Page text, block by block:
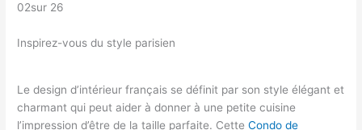
02sur 26
Inspirez-vous du style parisien
Le design d’intérieur français se définit par son style élégant et
charmant qui peut aider à donner à une petite cuisine
l’impression d’être de la taille parfaite. CetteCondo de